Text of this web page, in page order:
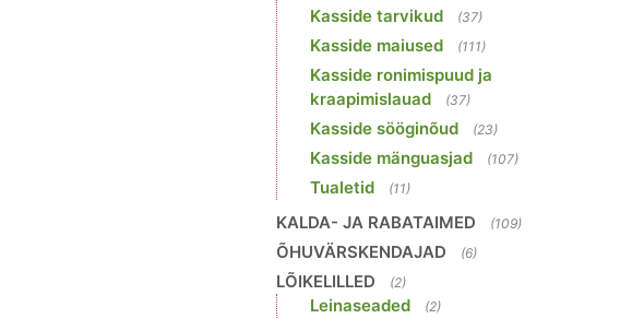
Kasside tarvikud (37)
Kasside maiused (111)
Kasside ronimispuud ja
kraapimislauad
(37)
Kasside sööginõud (23)
Kasside mänguasjad (107)
Tualetid (11)
KALDA- JA RABATAIMED (109)
ÕHUVÄRSKENDAJAD (6)
LÕIKELILLED (2)
Leinaseaded (2)